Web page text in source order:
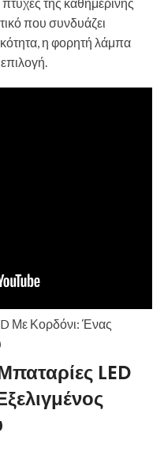
που συνδυάζει
η φορητή λάμπα
επιλογή.
Με Κορδόνι: Ένας
LED